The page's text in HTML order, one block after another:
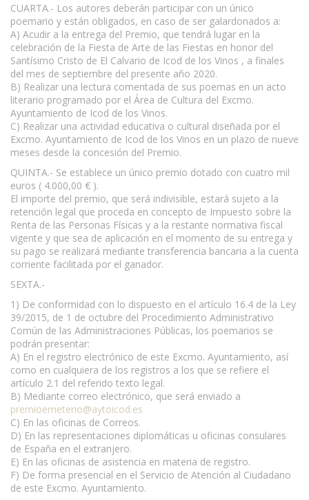
CUARTA.- Los autores deberán participar con un único
poemario y están obligados, en caso de ser galardonados a:
A) Acudir a la entrega del Premio, que tendrá lugar en la
celebración de la Fiesta de Arte de las Fiestas en honor del
Santísimo Cristo de El Calvario de Icod de los Vinos , a finales
del mes de septiembre del presente año 2020.
B) Realizar una lectura comentada de sus poemas en un acto
literario programado por el Área de Cultura del Excmo.
Ayuntamiento de Icod de los Vinos.
C) Realizar una actividad educativa o cultural diseñada por el
Excmo. Ayuntamiento de Icod de los Vinos en un plazo de nueve
meses desde la concesión del Premio.
QUINTA.- Se establece un único premio dotado con cuatro mil
euros ( 4.000,00 € ).
El importe del premio, que será indivisible, estará sujeto a la
retención legal que proceda en concepto de Impuesto sobre la
Renta de las Personas Físicas y a la restante normativa fiscal
vigente y que sea de aplicación en el momento de su entrega y
su pago se realizará mediante transferencia bancaria a la cuenta
corriente facilitada por el ganador.
SEXTA.-
1) De conformidad con lo dispuesto en el artículo 16.4 de la Ley
39/2015, de 1 de octubre del Procedimiento Administrativo
Común de las Administraciones Públicas, los poemarios se
podrán presentar:
A) En el registro electrónico de este Excmo. Ayuntamiento, así
como en cualquiera de los registros a los que se refiere el
artículo 2.1 del referido texto legal.
B) Mediante correo electrónico, que será enviado a
premioemeterio@aytoicod.es
C) En las oficinas de Correos.
D) En las representaciones diplomáticas u oficinas consulares
de España en el extranjero.
E) En las oficinas de asistencia en materia de registro.
F) De forma presencial en el Servicio de Atención al Ciudadano
de este Excmo. Ayuntamiento.